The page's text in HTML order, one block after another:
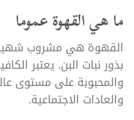
ما هي القهوة عموما
القهوة هي مشروب شهير
بذور نبات البن. يعتبر
والمحبوبة على مستوى
والعادات الاجتماعية.